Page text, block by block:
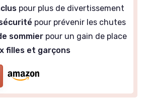
pour plus de divertissement
pour prévenir les chutes
sommier pour un gain de place
filles et garçons